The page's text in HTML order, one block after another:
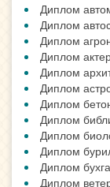
Диплом
Диплом
Диплом
Диплом
Диплом
Диплом
Диплом
Диплом
Диплом
Диплом
Диплом
Диплом